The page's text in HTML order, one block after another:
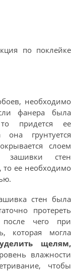
по поклейке
необходимо
фанера была
придется ее
она грунтуется
слоем
зашивки стен
то ее необходимо
стен была
протереть
после чего при
которая могла
щелям,
влажности
чтобы